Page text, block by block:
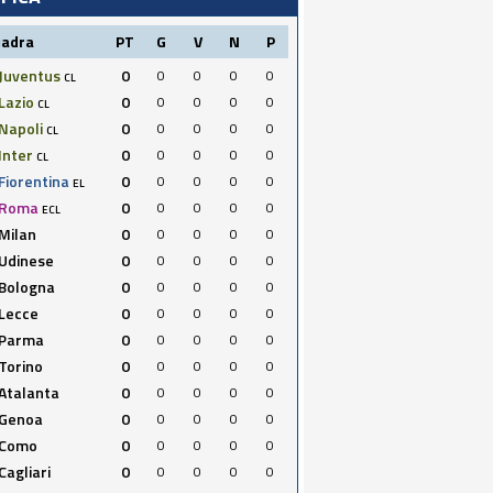
PT G V N P
Juventus CL 0 0 0 0
0
Lazio CL 0 0 0 0
0
Napoli CL 0 0 0 0
0
Inter CL 0 0 0 0
0
Fiorentina EL 0 0 0 0
0
Roma ECL 0 0 0 0
0
Milan 0 0 0 0
0
Udinese 0 0 0 0
0
Bologna 0 0 0 0
0
Lecce 0 0 0 0
0
Parma 0 0 0 0
0
Torino 0 0 0 0
0
0 0 0 0
0
Genoa 0 0 0 0
0
Como 0 0 0 0
0
Cagliari 0 0 0 0
0